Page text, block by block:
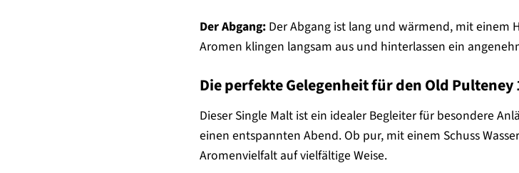
Der Abgang: Der Abgang ist lang und wärmend, mit einem
Aromen klingen langsam aus und hinterlassen ein
Die perfekte Gelegenheit für den Old Pulteney
Dieser Single Malt ist ein idealer Begleiter für besondere
einen entspannten Abend. Ob pur, mit einem Schuss
Aromenvielfalt auf vielfältige Weise.